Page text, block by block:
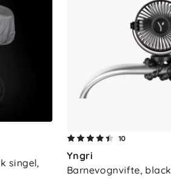
singel,
10
Yngri
Barnevognvifte, black